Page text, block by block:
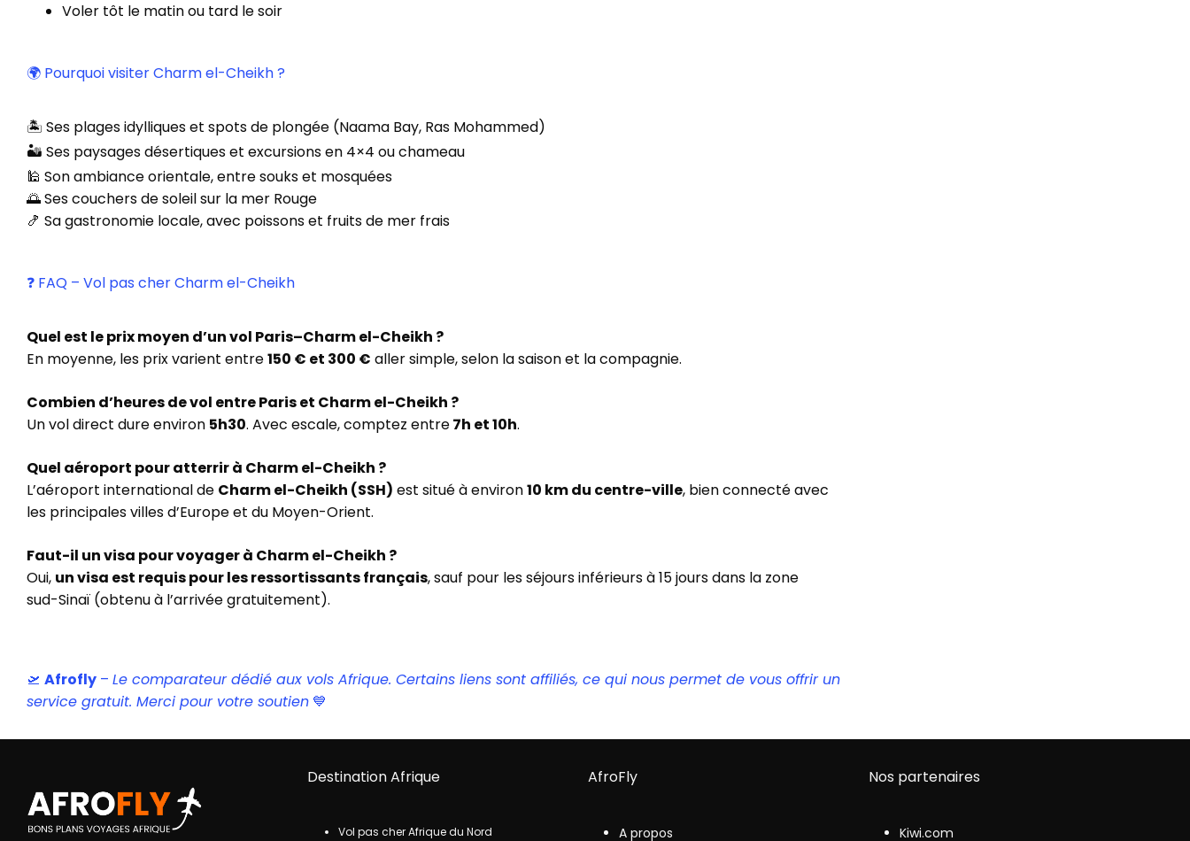
Voler tôt le matin ou tard le soir
🌍 Pourquoi visiter Charm el-Cheikh ?
🏝️ Ses plages idylliques et spots de plongée (Naama Bay, Ras Mohammed)
🏜️ Ses paysages désertiques et excursions en 4×4 ou chameau
🕌 Son ambiance orientale, entre souks et mosquées
🌅 Ses couchers de soleil sur la mer Rouge
🍤 Sa gastronomie locale, avec poissons et fruits de mer frais
❓ FAQ – Vol pas cher Charm el-Cheikh
Quel est le prix moyen d’un vol Paris–Charm el-Cheikh ?
En moyenne, les prix varient entre150 € et 300 € aller simple, selon la saison et la compagnie.
Combien d’heures de vol entre Paris et Charm el-Cheikh ?
Un vol direct dure environ 5h30. Avec escale, comptez entre7h et 10h.
Quel aéroport pour atterrir à Charm el-Cheikh ?
L’aéroport international de Charm el-Cheikh (SSH) est situé à environ10 km du centre-ville, bien connecté avec
les principales villes d’Europe et du Moyen-Orient.
Faut-il un visa pour voyager à Charm el-Cheikh ?
Oui, un visa est requis pour les ressortissants français, sauf pour les séjours inférieurs à 15 jours dans la zone
sud-Sinaï (obtenu à l’arrivée gratuitement).
🛫 Afrofly – Le comparateur dédié aux vols Afrique. Certains liens sont affiliés, ce qui nous permet de vous offrir un
service gratuit. Merci pour votre soutien 💙
Destination Afrique
Vol pas cher Afrique du Nord
AfroFly
A propos
Nos partenaires
Kiwi.com